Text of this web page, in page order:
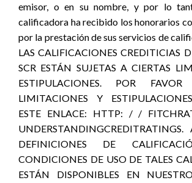
emisor, o en su nombre, y por lo
calificadora ha recibido los honorarios
por la prestación de sus servicios de
LAS CALIFICACIONES CREDITICIAS
SCR ESTÁN SUJETAS A CIERTAS
ESTIPULACIONES. POR
LIMITACIONES Y
ESTE ENLACE: HTTP: / /
UNDERSTANDINGCREDITRATINGS.
DEFINICIONES DE
CONDICIONES DE USO DE TALES
ESTÁN DISPONIBLES EN